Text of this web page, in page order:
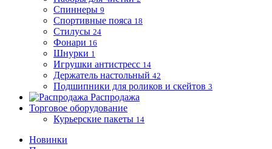
Спиннеры 9
Спортивные пояса 18
Стилусы 24
Фонари 16
Шнурки 1
Игрушки антистресс 14
Держатель настольный 42
Подшипники для роликов и скейтов 3
Распродажа
Торговое оборудование
Курьерские пакеты 14
Новинки